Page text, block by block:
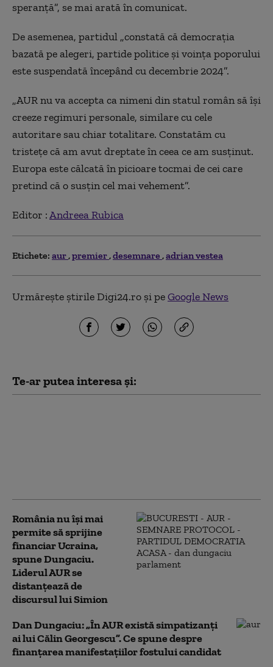
speranță”, se mai arată în comunicat.
De asemenea, partidul „constată că democrația
bazată pe alegeri, partide politice și voința poporului
este suspendată începând cu decembrie 2024”.
„AUR nu va accepta ca nimeni din statul român să își
creeze regimuri personale, similare cu cele
autoritare sau chiar totalitare. Constatăm cu
tristețe că am avut dreptate în ceea ce am susținut.
Europa este călcată în picioare tocmai de cei care
pretind că o susțin cel mai vehement”.
Editor :Andreea Rubica
Etichete: aur premier desemnare adrian vestea
Urmărește știrile Digi24.ro și peGoogle News
Te-ar putea interesa și:
România nu își mai
permite să sprijine
financiar Ucraina,
spune Dungaciu.
Liderul AUR se
distanțează de
discursul lui Simion
Dan Dungaciu: „În AUR există simpatizanți
ai lui Călin Georgescu”. Ce spune despre
finanțarea manifestațiilor fostului candidat